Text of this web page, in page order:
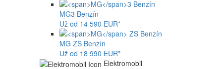
MG3 Benzín
Už od 14 590 EUR*
MG ZS Benzín
Už od 18 990 EUR*
Elektromobil